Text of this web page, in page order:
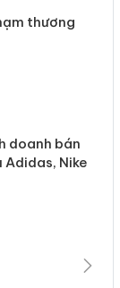
thương
doanh bán
Adidas, Nike